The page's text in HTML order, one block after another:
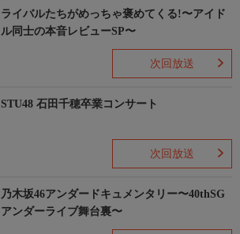
ライバルたちがめっちゃ褒めてくる!〜アイド
ル同士の本音レビューSP〜
次回放送
STU48 石田千穂卒業コンサート
次回放送
乃木坂46アンダードキュメンタリー〜40thSG
アンダーライブ舞台裏〜